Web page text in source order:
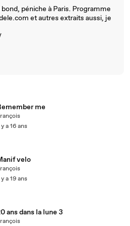
péniche à Paris. Programme
et autres extraits aussi, je
me
a 16 ans
velo
a 19 ans
ans dans la lune 3